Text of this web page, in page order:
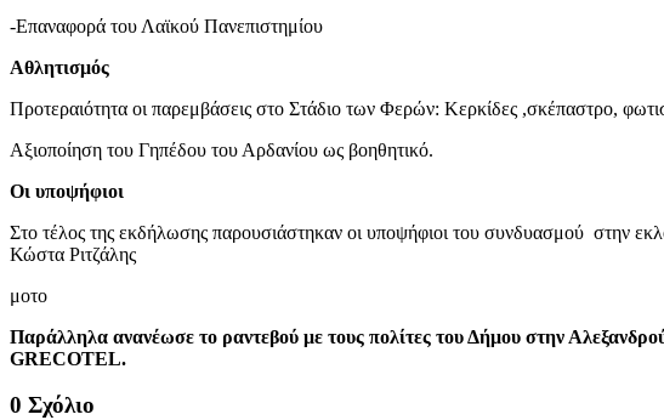
-Επαναφορά του Λαϊκού Πανεπιστημίου
Αθλητισμός
Προτεραιότητα οι παρεμβάσεις στο Στάδιο των Φερών: Κερκίδες ,σκέπαστρο,
Αξιοποίηση του Γηπέδου του Αρδανίου ως βοηθητικό.
Οι υποψήφιοι
Στο τέλος της εκδήλωσης παρουσιάστηκαν οι υποψήφιοι του συνδυασμού στην
Κώστα Ριτζάλης
μοτο
Παράλληλα ανανέωσε το ραντεβού με τους πολίτες του Δήμου στην
GRECOTEL.
0 Σχόλιο